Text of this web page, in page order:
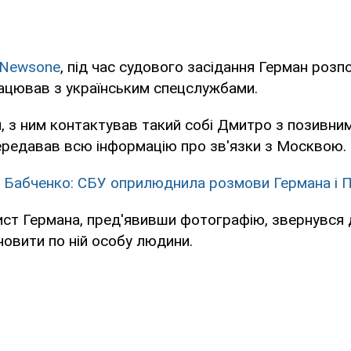
, під час судового засідання Герман
з українським спецслужбами.
з ним контактував такий собі Дмитро з
всю інформацію про зв'язки з Москвою.
СБУ оприлюднила розмови Германа і
Германа, пред'явивши фотографію, звернувся
по ній особу людини.